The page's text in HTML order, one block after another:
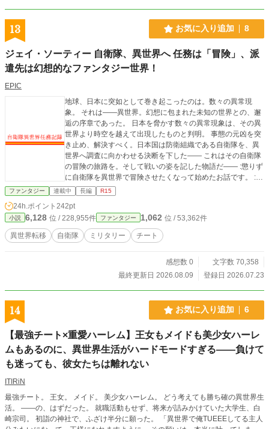
13 お気に入り追加 8
ジェイ・ソーティー 自衛隊、異世界へ 任務は「冒険」、派
遣先は幻想的なファンタジー世界！
EPIC
地球、日本に突如として巻き起こったのは。数々の異常現
象。 それは――異世界。幻想に包まれた未知の世界との、邂
逅の序章であった。 日本を脅かす数々の異常現象は、その異
世界より時空を越えて出現したものと判明。 事態の元凶を突
き止め、解決すべく。日本国は防衛組織である自衛隊を、異
世界へ調査に向かわせる決断を下した―― これはその自衛隊
の冒険の旅路を。そして戦いの姿を記した物語だ―― :懲りず
に自衛隊を異世界で冒険させたくなって始めたお話です。 :一
つの努力事項として、悪癖であるワンパンマンするぶっ飛び
展開とかは抑えて行きたい。 :登場させる装備類も現実、ない
しそれの延長程度で(でもいくらか架空装備は登場するよ)。
反応など頂けましたら作者は「ぱらいそ」なる楽園に行く勢
いで喜びもす。
ファンタジー 連載中 長編 R15
24h.ポイント 242pt
小説 6,128 位 / 228,955件 ファンタジー 1,062 位 / 53,362件
異世界転移 自衛隊 ミリタリー チート
感想数 0
文字数 70,358
最終更新日 2026.08.09
登録日 2026.07.23
14 お気に入り追加 6
【最強チート×重愛ハーレム】王女もメイドも美少女ハーレ
ムもあるのに、異世界生活がハードモードすぎる――負けて
も迷っても、彼女たちは離れない
ITIRiN
最強チート。 王女。 メイド。 美少女ハーレム。 どう考えても勝ち確の異世界生
活。 ――の、はずだった。 就職活動もせず、将来が詰みかけていた大学生、白
崎宗司。 初詣の神社で、ふざけ半分に願った。 「異世界で俺TUEEEしてる主人